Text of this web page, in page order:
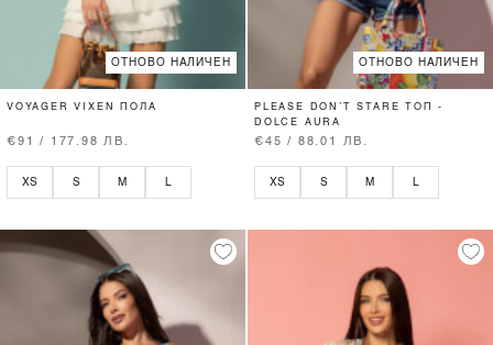
ОТНОВО НАЛИЧЕН
VOYAGER VIXEN ПОЛА
€91 / 177.98 ЛВ.
XS S M L
ОТНОВО НАЛИЧЕН
PLEASE DON’T STARE ТОП -
DOLCE AURA
€45 / 88.01 ЛВ.
XS S M L